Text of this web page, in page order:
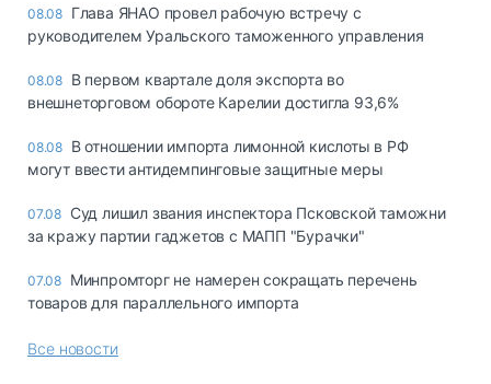
08.08 Глава ЯНАО провел рабочую встречу с
руководителем Уральского таможенного управления
08.08 В первом квартале доля экспорта во
внешнеторговом обороте Карелии достигла 93,6%
08.08 В отношении импорта лимонной кислоты в РФ
могут ввести антидемпинговые защитные меры
07.08 Суд лишил звания инспектора Псковской таможни
за кражу партии гаджетов с МАПП "Бурачки"
07.08 Минпромторг не намерен сокращать перечень
товаров для параллельного импорта
Все новости